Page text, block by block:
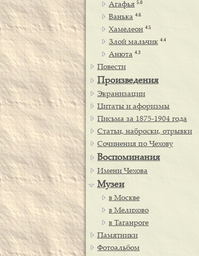
Агафья 5.0
Ванька 4.6
Хамелеон 4.5
Злой мальчик 4.4
Анюта 4.3
Повести
Произведения
Экранизации
Цитаты и афоризмы
Письма за 1875-1904 года
Статьи, наброски, отрывки
Сочинения по Чехову
Воспоминания
Имени Чехова
Музеи
в Москве
в Мелихово
в Таганроге
Памятники
Фотоальбом